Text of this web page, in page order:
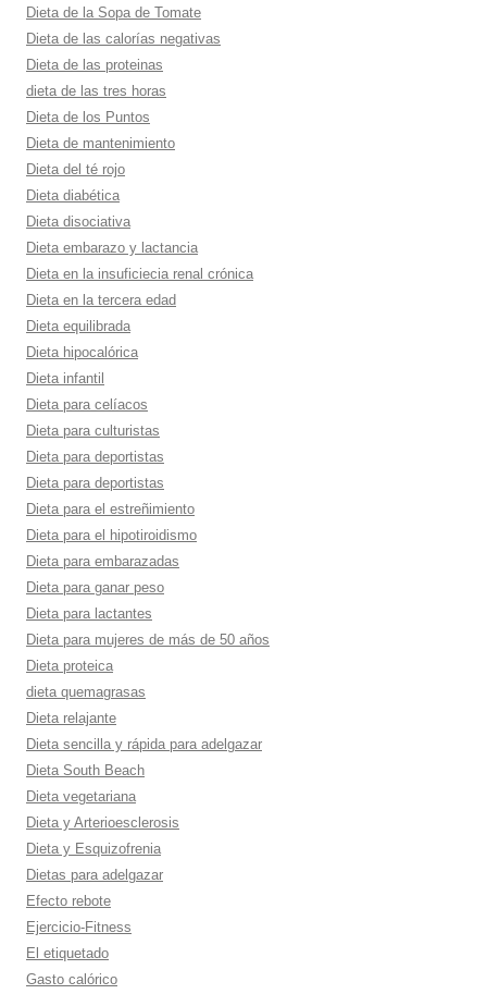
Dieta de la Sopa de Tomate
Dieta de las calorí­as negativas
Dieta de las proteinas
dieta de las tres horas
Dieta de los Puntos
Dieta de mantenimiento
Dieta del té rojo
Dieta diabética
Dieta disociativa
Dieta embarazo y lactancia
Dieta en la insuficiecia renal crónica
Dieta en la tercera edad
Dieta equilibrada
Dieta hipocalórica
Dieta infantil
Dieta para celí­acos
Dieta para culturistas
Dieta para deportistas
Dieta para deportistas
Dieta para el estreñimiento
Dieta para el hipotiroidismo
Dieta para embarazadas
Dieta para ganar peso
Dieta para lactantes
Dieta para mujeres de más de 50 años
Dieta proteica
dieta quemagrasas
Dieta relajante
Dieta sencilla y rápida para adelgazar
Dieta South Beach
Dieta vegetariana
Dieta y Arterioesclerosis
Dieta y Esquizofrenia
Dietas para adelgazar
Efecto rebote
Ejercicio-Fitness
El etiquetado
Gasto calórico